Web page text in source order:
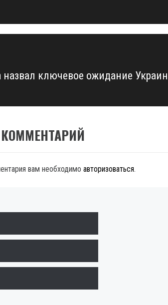
назвал ключевое ожидание
вам необходимо авторизоваться.